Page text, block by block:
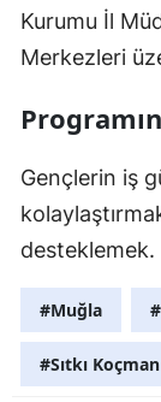
Kurumu İl
Merkezleri
Gençlerin iş
desteklemek.
#Muğla
#Sıtkı